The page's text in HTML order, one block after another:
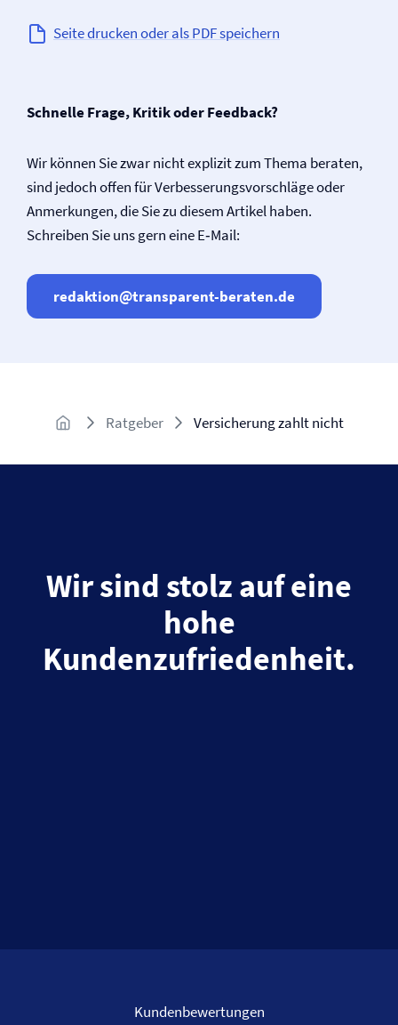
Seite drucken oder als PDF speichern
Schnelle Frage, Kritik oder Feedback?
Wir können Sie zwar nicht explizit zum Thema beraten,
sind jedoch offen für Verbesserungsvorschläge oder
Anmerkungen, die Sie zu diesem Artikel haben.
Schreiben Sie uns gern eine E‑Mail:
redaktion@transparent-beraten.de
Ratgeber Versicherung zahlt nicht
Wir sind stolz auf eine
hohe
Kundenzufriedenheit.
Kundenbewertungen